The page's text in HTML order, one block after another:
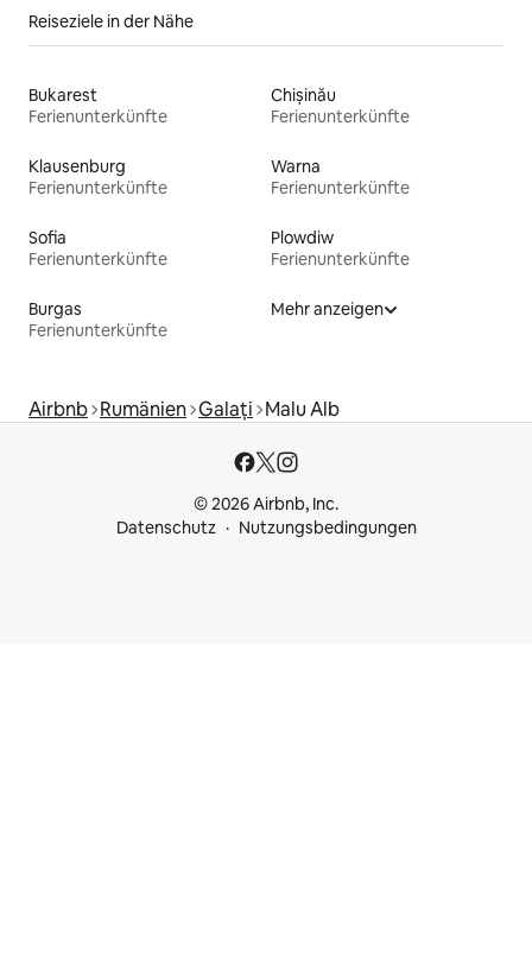
Reiseziele in der Nähe
Bukarest
Ferienunterkünfte
Chișinău
Ferienunterkünfte
Klausenburg
Ferienunterkünfte
Warna
Ferienunterkünfte
Sofia
Ferienunterkünfte
Plowdiw
Ferienunterkünfte
Burgas
Ferienunterkünfte
Mehr anzeigen
Airbnb Rumänien Galați Malu Alb
© 2026 Airbnb, Inc.
Datenschutz
Nutzungsbedingungen